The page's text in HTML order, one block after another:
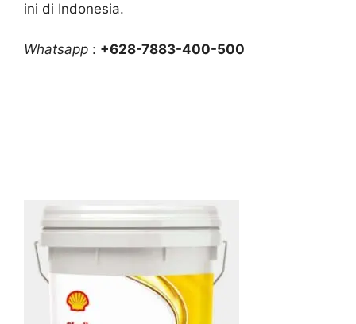
ini di Indonesia.
Whatsapp : +628-7883-400-500